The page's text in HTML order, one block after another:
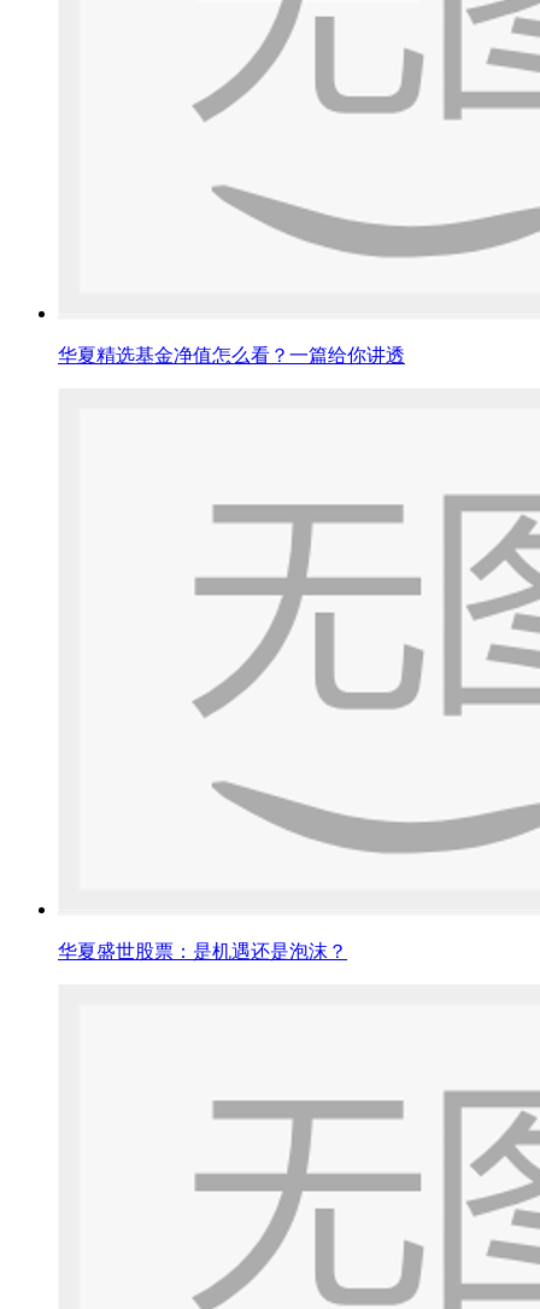
华夏精选基金净值怎么看？一篇给你讲透
华夏盛世股票：是机遇还是泡沫？